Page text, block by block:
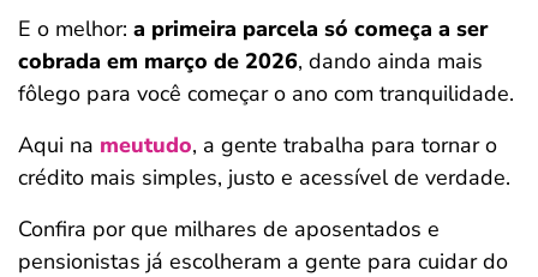
E o melhor: a primeira parcela só começa a ser
cobrada em março de 2026, dando ainda mais
fôlego para você começar o ano com tranquilidade.
Aqui na meutudo, a gente trabalha para tornar o
crédito mais simples, justo e acessível de verdade.
Confira por que milhares de aposentados e
pensionistas já escolheram a gente para cuidar do